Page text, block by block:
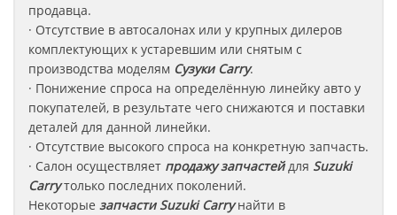
продавца.
· Отсутствие в автосалонах или у крупных дилеров
комплектующих к устаревшим или снятым с
производства моделям СузукиCarry.
· Понижение спроса на определённую линейку авто у
покупателей, в результате чего снижаются и поставки
деталей для данной линейки.
· Отсутствие высокого спроса на конкретную запчасть.
· Салон осуществляет продажу запчастейдля Suzuki
Carryтолько последних поколений.
Некоторые запчасти Suzuki Carryнайти в